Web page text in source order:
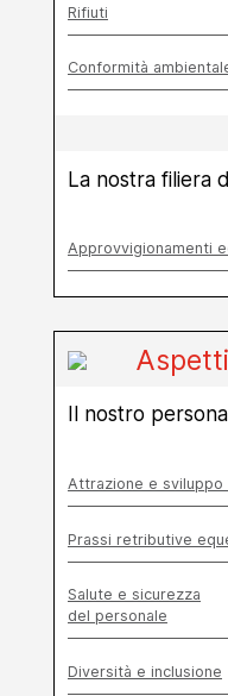
Rifiuti
Conformità
La nostra filiera
Approvvigionamenti
Il nostro
Attrazione e sviluppo
Prassi retributive
Salute e sicurezza
del personale
Diversità e inclusione